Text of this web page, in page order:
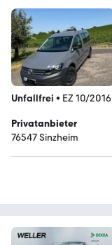
Unfallfrei • EZ 10/2016
Privatanbieter
76547 Sinzheim